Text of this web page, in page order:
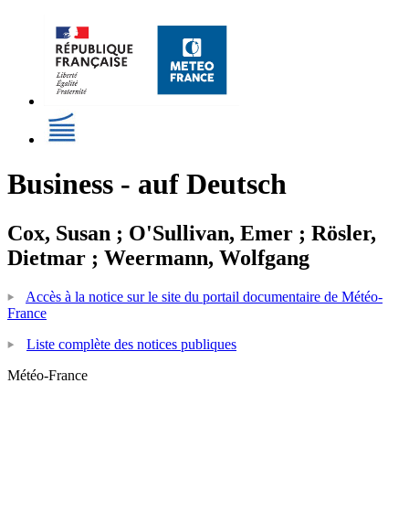
Business - auf Deutsch
Cox, Susan ; O'Sullivan, Emer ; Rösler,
Dietmar ; Weermann, Wolfgang
Accès à la notice sur le site du portail documentaire de Météo-
France
Liste complète des notices publiques
Météo-France